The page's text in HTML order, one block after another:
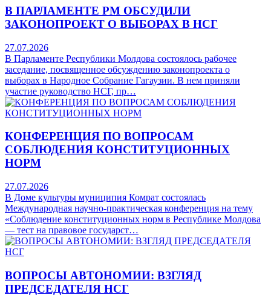
В ПАРЛАМЕНТЕ РМ ОБСУДИЛИ
ЗАКОНОПРОЕКТ О ВЫБОРАХ В НСГ
27.07.2026
В Парламенте Республики Молдова состоялось рабочее
заседание, посвященное обсуждению законопроекта о
выборах в Народное Собрание Гагаузии. В нем приняли
участие руководство НСГ, пр…
КОНФЕРЕНЦИЯ ПО ВОПРОСАМ
СОБЛЮДЕНИЯ КОНСТИТУЦИОННЫХ
НОРМ
27.07.2026
В Доме культуры муниципия Комрат состоялась
Международная научно-практическая конференция на тему
«Соблюдение конституционных норм в Республике Молдова
— тест на правовое государст…
ВОПРОСЫ АВТОНОМИИ: ВЗГЛЯД
ПРЕДСЕДАТЕЛЯ НСГ